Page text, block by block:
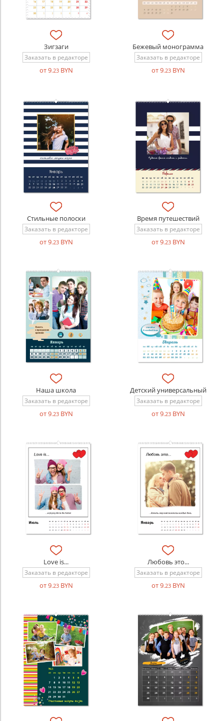
Зигзаги
Заказать в редакторе
от 9.23BYN
Бежевый монограмма
Заказать в редакторе
от 9.23BYN
Стильные полоски
Заказать в редакторе
от 9.23BYN
Время путешествий
Заказать в редакторе
от 9.23BYN
Наша школа
Заказать в редакторе
от 9.23BYN
Детский универсальный
Заказать в редакторе
от 9.23BYN
Love is...
Заказать в редакторе
от 9.23BYN
Любовь это...
Заказать в редакторе
от 9.23BYN